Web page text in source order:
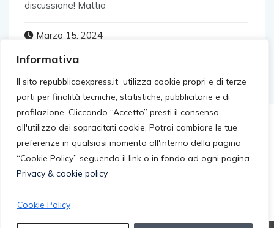
Informativa
Il sito repubblicaexpress.it utilizza cookie propri e di terze
parti per finalità tecniche, statistiche, pubblicitarie e di
profilazione. Cliccando “Accetto” presti il consenso
all'utilizzo dei sopracitati cookie, Potrai cambiare le tue
preferenze in qualsiasi momento all'interno della pagina
“Cookie Policy” seguendo il link o in fondo ad ogni pagina.
Privacy & cookie policy
Cookie Policy
discussione! Mattia
Marzo 15, 2024